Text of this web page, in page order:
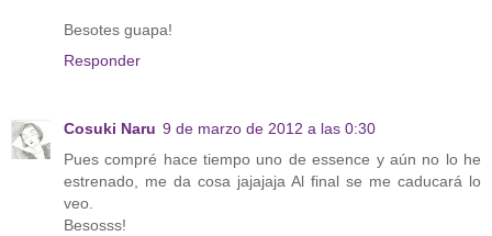
Besotes guapa!
Responder
Cosuki Naru 9 de marzo de 2012 a las 0:30
Pues compré hace tiempo uno de essence y aún no lo he
estrenado, me da cosa jajajaja Al final se me caducará lo
veo.
Besosss!